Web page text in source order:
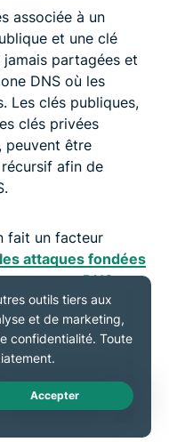
associée à un
et une clé
partagées et
DNS où les
Les clés publiques,
clés privées
peuvent être
afin de
fait un facteur
les attaques fondées
DNS et
numériques,
simplement
faisant autorité,
associée.
et
Live Chat